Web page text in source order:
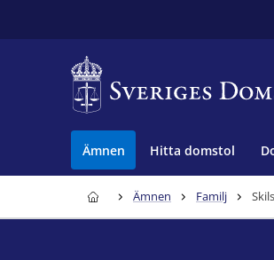
Ämnen Hitta domstol
Ämnen Familj